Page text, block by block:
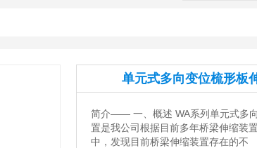
单元式多向变位梳形板
简介—— 一、概述 WA系列单元式多
置是我公司根据目前多年桥梁伸缩
中，发现目前桥梁伸缩装置存在的不